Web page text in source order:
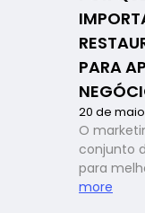
PARA
20 de
O
conjunto
para
more